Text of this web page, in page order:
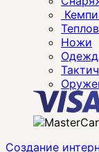
Ножи
Создание